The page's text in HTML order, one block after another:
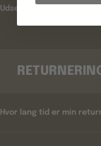
Udsender i rabatkoder ?
Hvor lang tid er min